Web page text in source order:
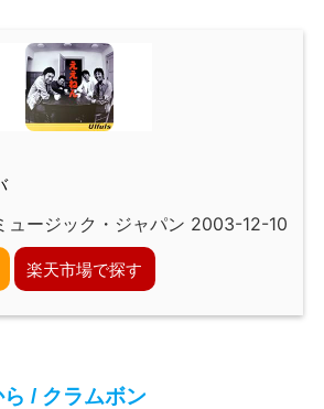
ュージック・ジャパン 2003-12-10
楽天市場で探す
/ クラムボン